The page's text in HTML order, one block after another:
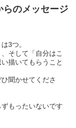
らのメッセージ
3つ。
そして「自分はこ
描いてもらうこと
聞かせてくださ
もったいないです